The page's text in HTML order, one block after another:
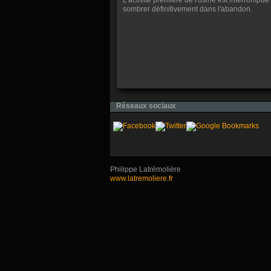
sombrer définitivement dans l'abandon.
Réseaux sociaux
Philippe Latrémolière
www.latremoliere.fr